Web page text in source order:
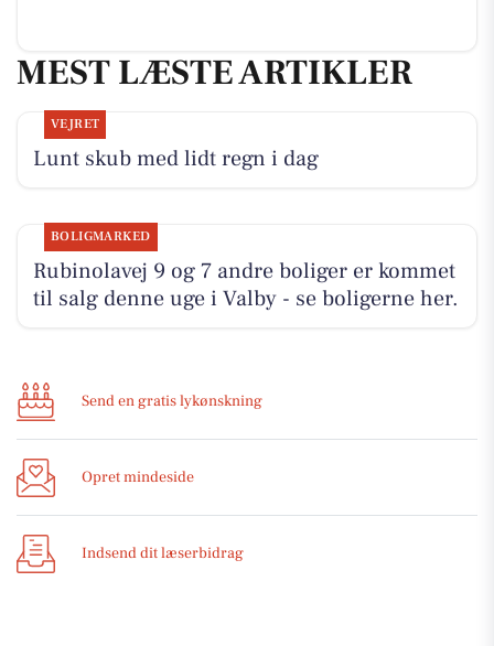
MEST LÆSTE ARTIKLER
VEJRET
Lunt skub med lidt regn i dag
BOLIGMARKED
Rubinolavej 9 og 7 andre boliger er kommet
til salg denne uge i Valby - se boligerne her.
Send en gratis lykønskning
Opret mindeside
Indsend dit læserbidrag